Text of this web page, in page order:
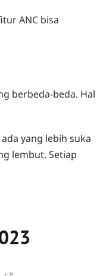
ANC bisa
berbeda-beda. Hal
yang lebih suka
lembut. Setiap